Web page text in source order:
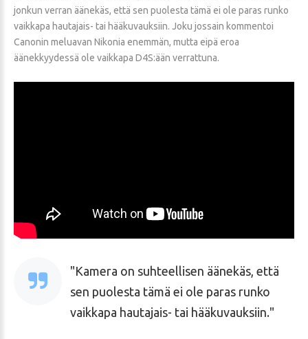
jonkun verran äänekäs, että sen puolesta tämä ei ole paras runko
vaikkapa hautajais- tai hääkuvauksiin. Joku jossain kommentoi
Canonin meluavan Nikonia enemmän, mutta eipä eroa
äänekkyydessä ole vaikkapa D4S:ään verrattuna.
Kamera on suhteellisen äänekäs, että
sen puolesta tämä ei ole paras runko
vaikkapa hautajais- tai hääkuvauksiin.